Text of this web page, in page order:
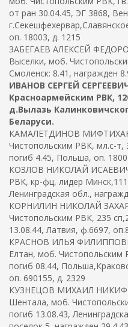
от ран 30.04.45, ЭГ 3868,
оп. 18003, д. 1215
ЗАБЕГАЕВ АЛЕКСЕЙ
Выселки, моб.
Смоленск: 8.41, награжден
ИВАНОВ СЕРГЕЙ
Красноармейским РВК,
д.Вылазь
Беларуси.
КАМАЛЕТДИНОВ МИФТИХАН,
Чистопольским РВК, мл.с-т,
погиб 4.45, Польша, оп.
КОЗЛОВ НИКОЛАЙ ИСАЕВИЧ,
РВК, кр-фц, лидер
Ленинградская обл.,
КОРНИЛИН НИКОЛАЙ
Чистопольским РВК, 235
13.08.44, Латвия, ф.6697,
КРАСНОВ ИЛЬЯ
Елтан, моб. Чистопольским
погиб 08.44,
оп. 690155, д. 2329
КУЗНЕЦОВ МИХАИЛ
Шентала, моб.
погиб 13.08.43,